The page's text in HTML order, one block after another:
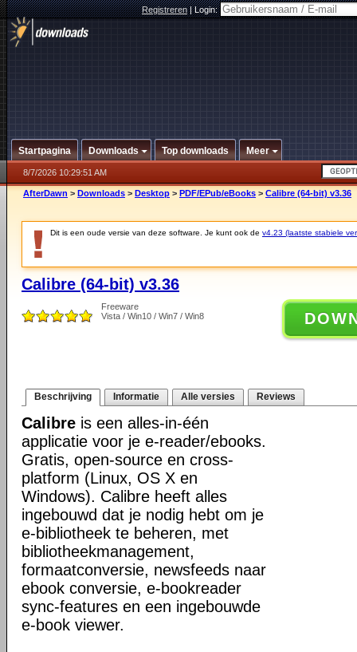
Registreren|Login:
Startpagina Downloads Top downloads Meer
8/7/2026 10:29:51 AM
AfterDawn > Downloads > Desktop > PDF/EPub/eBooks > Calibre (64-bit) v3.36
Dit is een oude versie van deze software. Je kunt ook de v4.23 (laatste stabiele
Calibre (64-bit) v3.36
Freeware
Vista / Win10 / Win7 / Win8
Beschrijving Informatie Alle versies Reviews
Calibre is een alles-in-één
applicatie voor je e-reader/ebooks.
Gratis, open-source en cross-
platform (Linux, OS X en
Windows). Calibre heeft alles
ingebouwd dat je nodig hebt om je
e-bibliotheek te beheren, met
bibliotheekmanagement,
formaatconversie, newsfeeds naar
ebook conversie, e-bookreader
sync-features en een ingebouwde
e-book viewer.